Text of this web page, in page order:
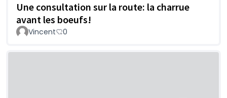
Une consultation sur la route: la charrue
avant les boeufs!
Vincent 0